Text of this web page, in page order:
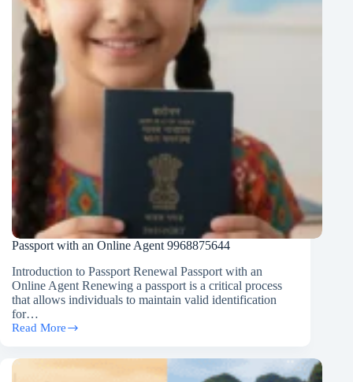
Passport with an Online Agent 9968875644
Introduction to Passport Renewal Passport with an
Online Agent Renewing a passport is a critical process
that allows individuals to maintain valid identification
for…
Read More
Passport
an